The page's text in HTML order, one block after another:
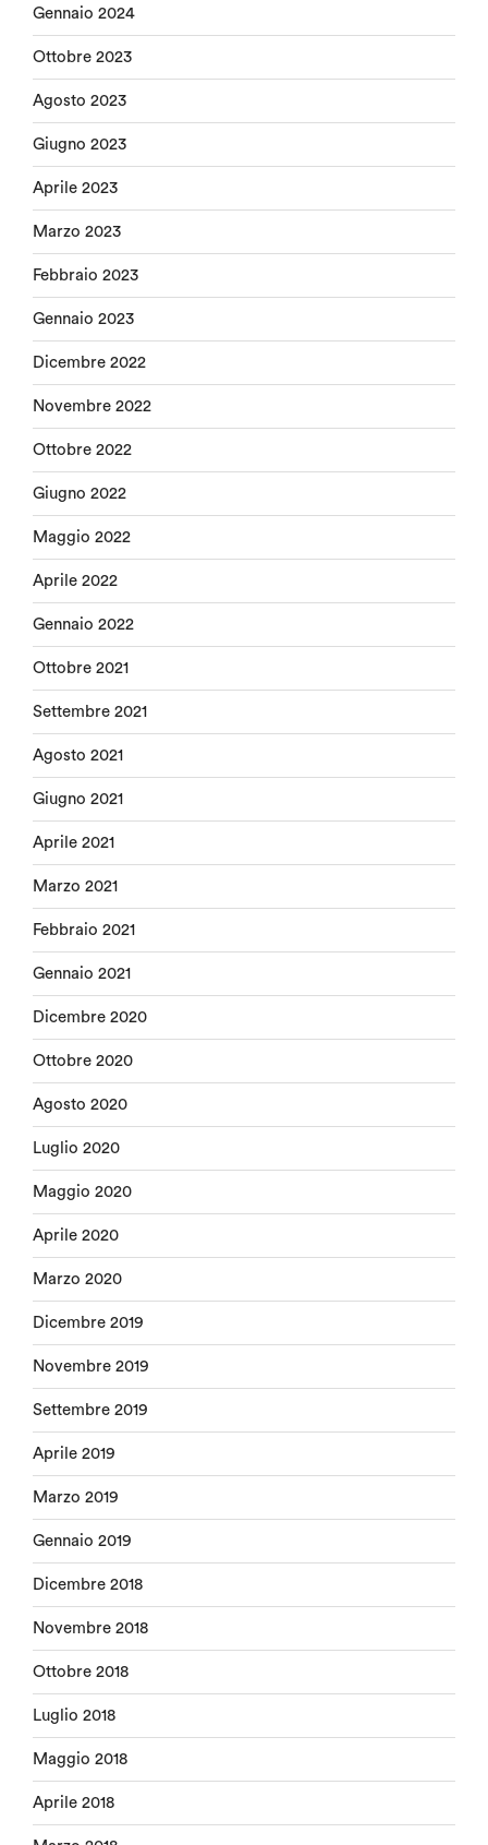
Gennaio 2024
Ottobre 2023
Agosto 2023
Giugno 2023
Aprile 2023
Marzo 2023
Febbraio 2023
Gennaio 2023
Dicembre 2022
Novembre 2022
Ottobre 2022
Giugno 2022
Maggio 2022
Aprile 2022
Gennaio 2022
Ottobre 2021
Settembre 2021
Agosto 2021
Giugno 2021
Aprile 2021
Marzo 2021
Febbraio 2021
Gennaio 2021
Dicembre 2020
Ottobre 2020
Agosto 2020
Luglio 2020
Maggio 2020
Aprile 2020
Marzo 2020
Dicembre 2019
Novembre 2019
Settembre 2019
Aprile 2019
Marzo 2019
Gennaio 2019
Dicembre 2018
Novembre 2018
Ottobre 2018
Luglio 2018
Maggio 2018
Aprile 2018